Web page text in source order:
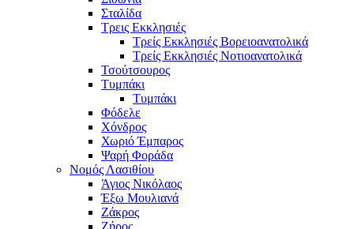
Σταλίδα
Τρεις Εκκλησιές
Τρείς Εκκλησιές Βορειοανατολικά
Τρείς Εκκλησιές Νοτιοανατολικά
Τσούτσουρος
Τυμπάκι
Τυμπάκι
Φόδελε
Χόνδρος
Χωριό Έμπαρος
Ψαρή Φοράδα
Νομός Λασιθίου
Άγιος Νικόλαος
Έξω Μουλιανά
Ζάκρος
Ζήρος